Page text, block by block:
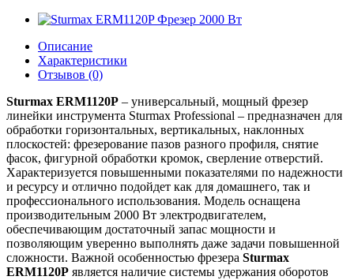
Описание
Характеристики
Отзывов (0)
Sturmax ERM1120P – универсальный, мощный фрезер
линейки инструмента Sturmax Professional – предназначен для
обработки горизонтальных, вертикальных, наклонных
плоскостей: фрезерование пазов разного профиля, снятие
фасок, фигурной обработки кромок, сверление отверстий.
Характеризуется повышенными показателями по надежности
и ресурсу и отлично подойдет как для домашнего, так и
профессионального использования. Модель оснащена
производительным 2000 Вт электродвигателем,
обеспечивающим достаточный запас мощности и
позволяющим уверенно выполнять даже задачи повышенной
сложности. Важной особенностью фрезера Sturmax
ERM1120P является наличие системы удержания оборотов